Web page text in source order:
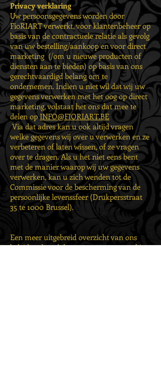
Privacy verklaring
Uw persoonsgegevens worden door
FioRIART verwerkt, voor klantenbeheer op
basis van de contractuele relatie als gevolg
van uw bestelling/aankoop en voor direct
marketing (/om u nieuwe producten of
diensten aan te bieden) op basis van ons
gerechtvaardigd belang om te
ondernemen. Indien u niet wil dat wij uw
gegevens verwerken met het oog op direct
marketing, volstaat het ons dat mee te
delen opINFO@FIORIART.BE
Via dat adres kan u ook altijd vragen
welke gegevens wij over u verwerken en ze
verbeteren of laten wissen, of ze vragen
over te dragen. Als u het niet eens bent
met de manier waarop wij uw gegevens
verwerken, kan u zich wenden tot de
Commissie voor de bescherming van de
persoonlijke levenssfeer (Drukpersstraat
35 te 1000 Brussel).
Een meer uitgebreid overzicht van ons
beleid op het vlak van gegevensverwerking